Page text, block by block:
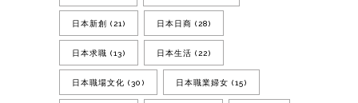
日本新創 (21) 日本日商 (28)
日本求職 (13) 日本生活 (22)
日本職場文化 (30) 日本職業婦女 (15)